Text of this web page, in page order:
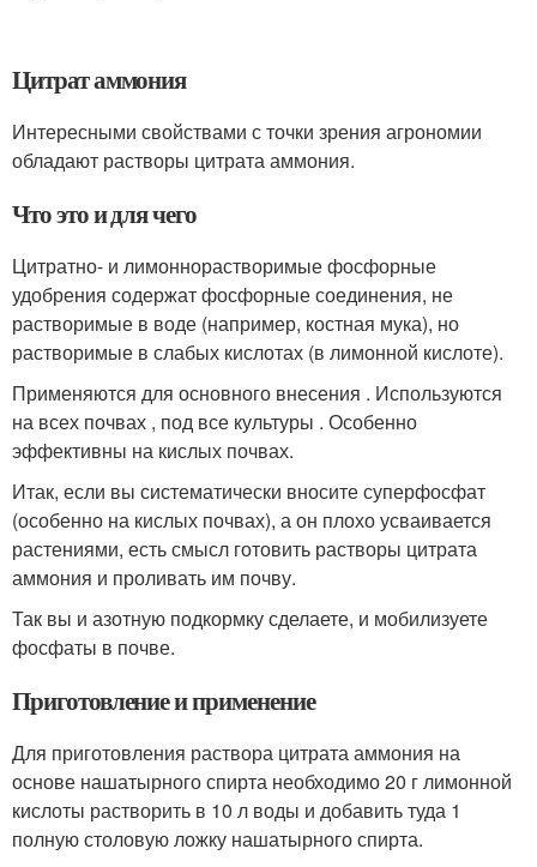
Цитрат аммония
Интересными свойствами с точки зрения агрономии
обладают растворы цитрата аммония.
Что это и для чего
Цитратно- и лимоннорастворимые фосфорные
удобрения содержат фосфорные соединения, не
растворимые в воде (например, костная мука), но
растворимые в слабых кислотах (в лимонной кислоте).
Применяются для основного внесения . Используются
на всех почвах , под все культуры . Особенно
эффективны на кислых почвах.
Итак, если вы систематически вносите суперфосфат
(особенно на кислых почвах), а он плохо усваивается
растениями, есть смысл готовить растворы цитрата
аммония и проливать им почву.
Так вы и азотную подкормку сделаете, и мобилизуете
фосфаты в почве.
Приготовление и применение
Для приготовления раствора цитрата аммония на
основе нашатырного спирта необходимо 20 г лимонной
кислоты растворить в 10 л воды и добавить туда 1
полную столовую ложку нашатырного спирта.